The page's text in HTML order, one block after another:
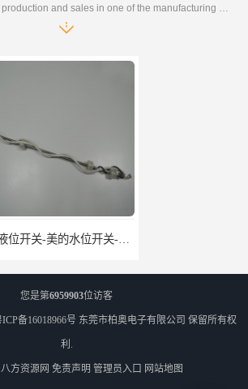
Development, design, production and sales in one of the manufacturing enterprises
浮球液位开关-美的水位开关-水位计定制-柏奥 不锈钢浮球液位开关厂家-柏奥
您是第6959903位访客
ICP备16018966号 东莞市柏奥电子有限公司 保留所有权
利.
八方资源网 免责声明 管理员入口 网站地图